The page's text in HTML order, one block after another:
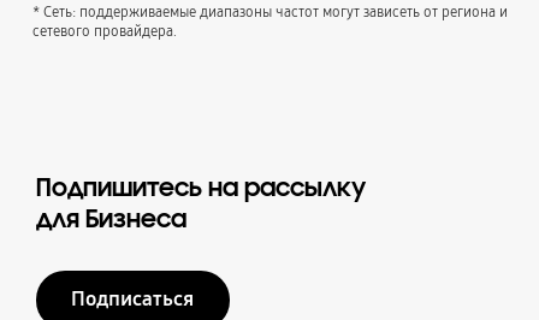
* Сеть: поддерживаемые диапазоны частот могут зависеть от региона и
сетевого провайдера.
Подпишитесь на рассылку
для Бизнеса
Подписаться